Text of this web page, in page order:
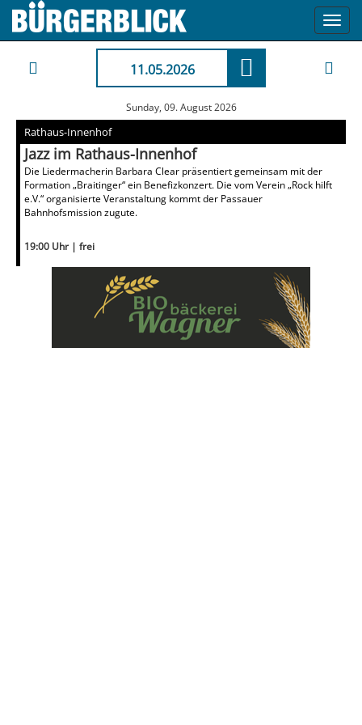
11.05.2026
Sunday, 09. August 2026
Rathaus-Innenhof
Jazz im Rathaus-Innenhof
Die Liedermacherin Barbara Clear präsentiert gemeinsam mit der
Formation „Braitinger“ ein Benefizkonzert. Die vom Verein „Rock hilft
e.V.“ organisierte Veranstaltung kommt der Passauer
Bahnhofsmission zugute.
19:00 Uhr | frei